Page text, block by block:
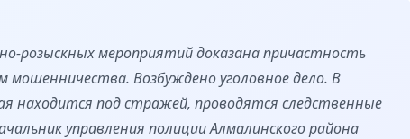
розыскных мероприятий доказана причастность
мошенничества. Возбуждено уголовное дело. В
находится под стражей, проводятся следственные
управления полиции Алмалинского района